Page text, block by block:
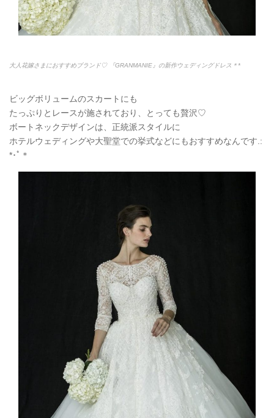
大人花嫁さまにおすすめブランド♡ 『GRANMANIE』の新作ウェディングドレス＊*
ビッグボリュームのスカートにも
たっぷりとレースが施されており、とっても贅沢♡
ボートネックデザインは、正統派スタイルに
ホテルウェディングや大聖堂での挙式などにもおすすめなんです.:
*･ﾟ＊